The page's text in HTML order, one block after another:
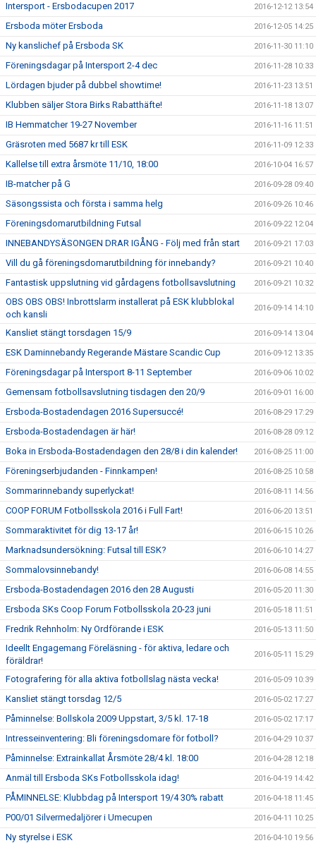
Intersport - Ersbodacupen 2017 2016-12-12 13:54
Ersboda möter Ersboda 2016-12-05 14:25
Ny kanslichef på Ersboda SK 2016-11-30 11:10
Föreningsdagar på Intersport 2-4 dec 2016-11-28 10:33
Lördagen bjuder på dubbel showtime! 2016-11-23 13:51
Klubben säljer Stora Birks Rabatthäfte! 2016-11-18 13:07
IB Hemmatcher 19-27 November 2016-11-16 11:51
Gräsroten med 5687 kr till ESK 2016-11-09 12:33
Kallelse till extra årsmöte 11/10, 18:00 2016-10-04 16:57
IB-matcher på G 2016-09-28 09:40
Säsongssista och första i samma helg 2016-09-26 10:46
Föreningsdomarutbildning Futsal 2016-09-22 12:04
INNEBANDYSÄSONGEN DRAR IGÅNG - Följ med från start 2016-09-21 17:03
Vill du gå föreningsdomarutbildning för innebandy? 2016-09-21 10:40
Fantastisk uppslutning vid gårdagens fotbollsavslutning 2016-09-21 10:32
OBS OBS OBS! Inbrottslarm installerat på ESK klubblokal
och kansli
2016-09-14 14:10
Kansliet stängt torsdagen 15/9 2016-09-14 13:04
ESK Daminnebandy Regerande Mästare Scandic Cup 2016-09-12 13:35
Föreningsdagar på Intersport 8-11 September 2016-09-06 10:02
Gemensam fotbollsavslutning tisdagen den 20/9 2016-09-01 16:00
Ersboda-Bostadendagen 2016 Supersuccé! 2016-08-29 17:29
Ersboda-Bostadendagen är här! 2016-08-28 09:12
Boka in Ersboda-Bostadendagen den 28/8 i din kalender! 2016-08-25 11:00
Föreningserbjudanden - Finnkampen! 2016-08-25 10:58
Sommarinnebandy superlyckat! 2016-08-11 14:56
COOP FORUM Fotbollsskola 2016 i Full Fart! 2016-06-20 13:51
Sommaraktivitet för dig 13-17 år! 2016-06-15 10:26
Marknadsundersökning: Futsal till ESK? 2016-06-10 14:27
Sommalovsinnebandy! 2016-06-08 14:55
Ersboda-Bostadendagen 2016 den 28 Augusti 2016-05-20 11:30
Ersboda SKs Coop Forum Fotbollsskola 20-23 juni 2016-05-18 11:51
Fredrik Rehnholm: Ny Ordförande i ESK 2016-05-13 11:50
Ideellt Engagemang Föreläsning - för aktiva, ledare och
föräldrar!
2016-05-11 15:29
Fotografering för alla aktiva fotbollslag nästa vecka! 2016-05-09 10:39
Kansliet stängt torsdag 12/5 2016-05-02 17:27
Påminnelse: Bollskola 2009 Uppstart, 3/5 kl. 17-18 2016-05-02 17:17
Intresseinventering: Bli föreningsdomare för fotboll? 2016-04-29 10:37
Påminnelse: Extrainkallat Årsmöte 28/4 kl. 18:00 2016-04-28 12:18
Anmäl till Ersboda SKs Fotbollsskola idag! 2016-04-19 14:42
PÅMINNELSE: Klubbdag på Intersport 19/4 30% rabatt 2016-04-18 11:45
P00/01 Silvermedaljörer i Umecupen 2016-04-11 10:25
Ny styrelse i ESK 2016-04-10 19:56